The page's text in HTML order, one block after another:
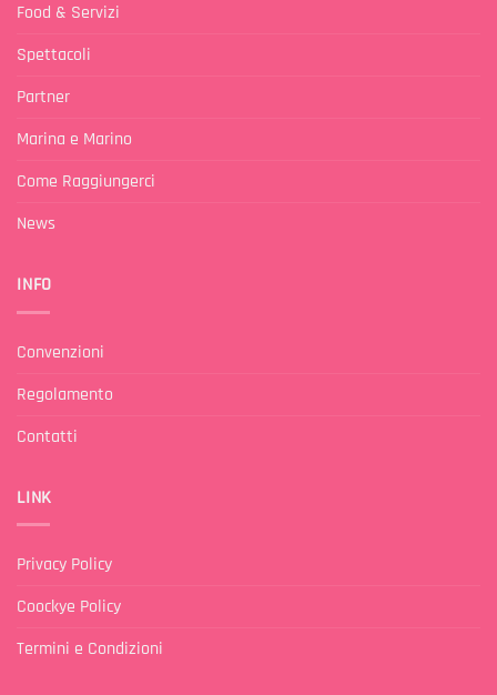
Food & Servizi
Spettacoli
Partner
Marina e Marino
Come Raggiungerci
News
INFO
Convenzioni
Regolamento
Contatti
LINK
Privacy Policy
Coockye Policy
Termini e Condizioni